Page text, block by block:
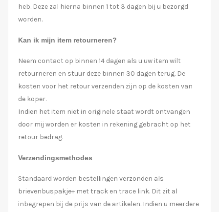
heb. Deze zal hierna binnen 1 tot 3 dagen bij u bezorgd
worden.
Kan ik mijn item retourneren?
Neem contact op binnen 14 dagen als u uw item wilt
retourneren en stuur deze binnen 30 dagen terug. De
kosten voor het retour verzenden zijn op de kosten van
de koper.
Indien het item niet in originele staat wordt ontvangen
door mij worden er kosten in rekening gebracht op het
retour bedrag.
Verzendingsmethodes
Standaard worden bestellingen verzonden als
brievenbuspakje+ met track en trace link. Dit zit al
inbegrepen bij de prijs van de artikelen. Indien u meerdere